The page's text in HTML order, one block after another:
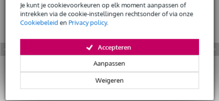
Je kunt je cookievoorkeuren op elk moment aanpassen of
intrekken via de cookie-instellingen rechtsonder of via onze
Cookiebeleiden Privacy policy.
Weigeren
Aanpassen
Accepteren